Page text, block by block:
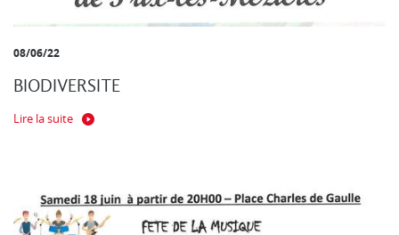
08/06/22
BIODIVERSITE
Lire la suite